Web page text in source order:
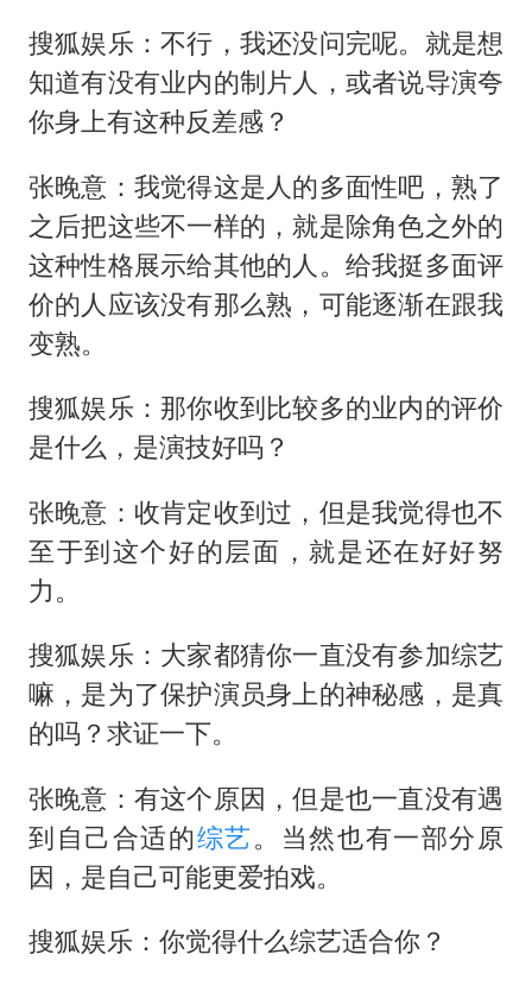
搜狐娱乐：不行，我还没问完呢。就是想
知道有没有业内的制片人，或者说导演夸
你身上有这种反差感？
张晚意：我觉得这是人的多面性吧，熟了
之后把这些不一样的，就是除角色之外的
这种性格展示给其他的人。给我挺多面评
价的人应该没有那么熟，可能逐渐在跟我
变熟。
搜狐娱乐：那你收到比较多的业内的评价
是什么，是演技好吗？
张晚意：收肯定收到过，但是我觉得也不
至于到这个好的层面，就是还在好好努
力。
搜狐娱乐：大家都猜你一直没有参加综艺
嘛，是为了保护演员身上的神秘感，是真
的吗？求证一下。
张晚意：有这个原因，但是也一直没有遇
到自己合适的综艺。当然也有一部分原
因，是自己可能更爱拍戏。
搜狐娱乐：你觉得什么综艺适合你？